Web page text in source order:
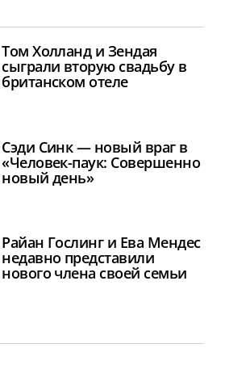
Том Холланд и Зендая
сыграли вторую свадьбу в
британском отеле
Сэди Синк — новый враг в
«Человек-паук: Совершенно
новый день»
Райан Гослинг и Ева Мендес
недавно представили
нового члена своей семьи